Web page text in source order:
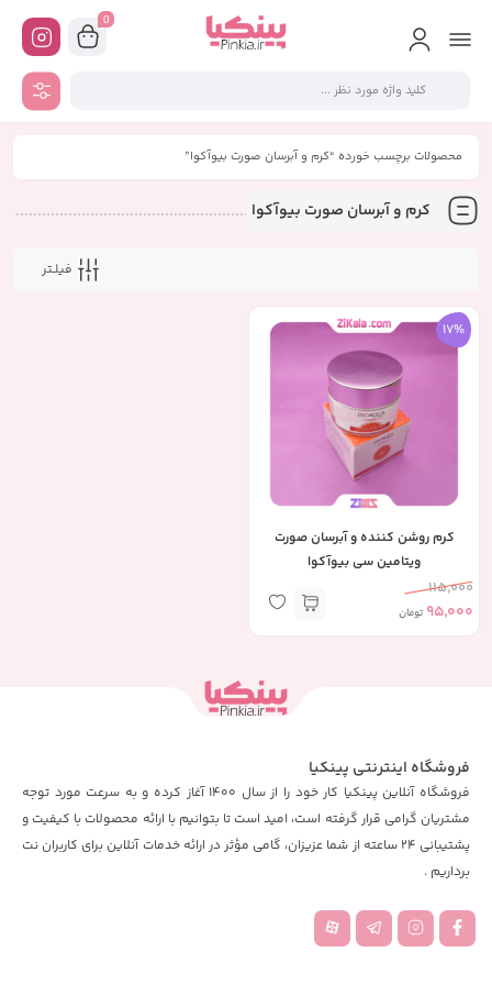
0
محصولات برچسب خورده “کرم و آبرسان صورت بیوآکوا”
کرم و آبرسان صورت بیوآکوا
فیلـتر
17%
کرم روشن کننده و آبرسان صورت
ویتامین سی بیوآکوا
115,000
95,000 تومان
فروشگاه اینترنتی پینکیا
فروشگاه آنلاین پینکیا کار خود را از سال 1400 آغاز کرده و به سرعت مورد توجه
مشتریان گرامی قرار گرفته است، امید است تا بتوانیم با ارائه محصولات با کیفیت و
پشتیبانی 24 ساعته از شما عزیزان، گامی مؤثر در ارائه خدمات آنلاین برای کاربران نت
برداریم .